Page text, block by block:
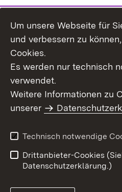
Themenübersicht
Barrierefreiheit
Um unsere Webseite für
und verbessern zu
Cookies.
Es werden nur technisch
verwendet.
Weitere Informationen zu
unserer
Technisch notwendige
Drittanbieter-Cookies
Datenschutzerklärung.)